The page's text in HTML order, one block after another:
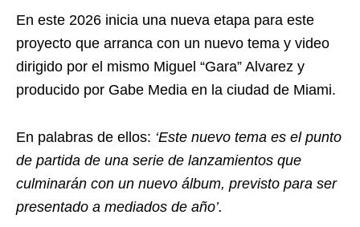
En este 2026 inicia una nueva etapa para este
proyecto que arranca con un nuevo tema y video
dirigido por el mismo Miguel “Gara” Alvarez y
producido por Gabe Media en la ciudad de Miami.
En palabras de ellos: ‘Este nuevo tema es el punto
de partida de una serie de lanzamientos que
culminarán con un nuevo álbum, previsto para ser
presentado a mediados de año’.